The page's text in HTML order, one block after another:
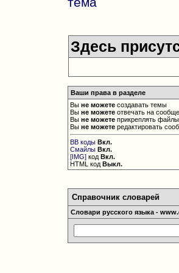
Здесь
Ваши права в разделе
Выне можете создавать темы
Выне можете отвечать на
Выне можете прикреплять файлы
Выне можете редактировать
BB коды Вкл.
Смайлы Вкл.
[IMG] кодВкл.
HTML кодВыкл.
Справочник словарей
Словари русского языка -